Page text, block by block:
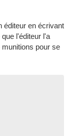
éditeur en écrivant
l'éditeur l'a
pour se